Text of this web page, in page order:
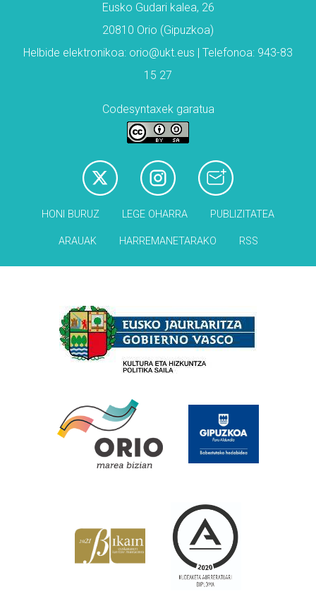
Eusko Gudari kalea, 26
20810 Orio (Gipuzkoa)
Helbide elektronikoa: orio@ukt.eus | Telefonoa: 943-83
15 27
Codesyntaxek garatua
HONI BURUZ LEGE OHARRA PUBLIZITATEA
ARAUAK HARREMANETARAKO RSS